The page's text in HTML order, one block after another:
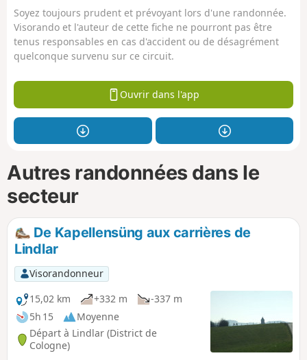
Soyez toujours prudent et prévoyant lors d'une randonnée.
Visorando et l'auteur de cette fiche ne pourront pas être
tenus responsables en cas d'accident ou de désagrément
quelconque survenu sur ce circuit.
Ouvrir dans l'app
Autres randonnées dans le
secteur
De Kapellensüng aux carrières de
Lindlar
Visorandonneur
15,02 km
+332 m
-337 m
5h 15
Moyenne
Départ à Lindlar (District de
Cologne)